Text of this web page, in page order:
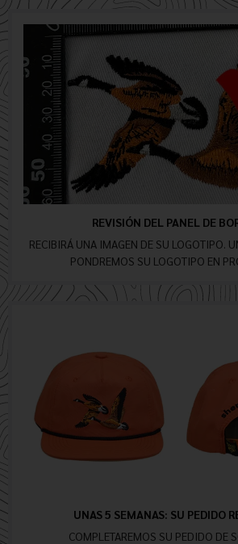
REVISIÓN DEL PANEL DE
RECIBIRÁ UNA IMAGEN DE SU LOGOTIPO.
PONDREMOS SU LOGOTIPO EN
UNAS 5 SEMANAS: SU PEDIDO
COMPLETAREMOS SU PEDIDO DE